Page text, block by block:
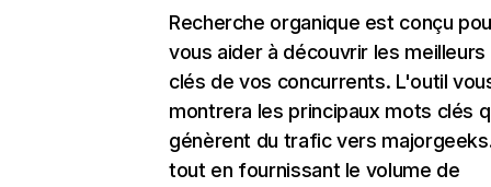
Recherche organique est conçu
vous aider à découvrir les
clés de vos concurrents. L'outil
montrera les principaux mots clés
génèrent du trafic vers
tout en fournissant le volume de